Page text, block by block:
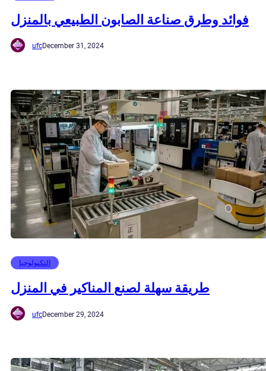
فوائد وطرق صناعة الصابون الطبيعي بالمنزل
ufcDecember 31, 2024
التكنولوجيا
طريقة سهلة لصنع المناكير في المنزل
ufcDecember 29, 2024